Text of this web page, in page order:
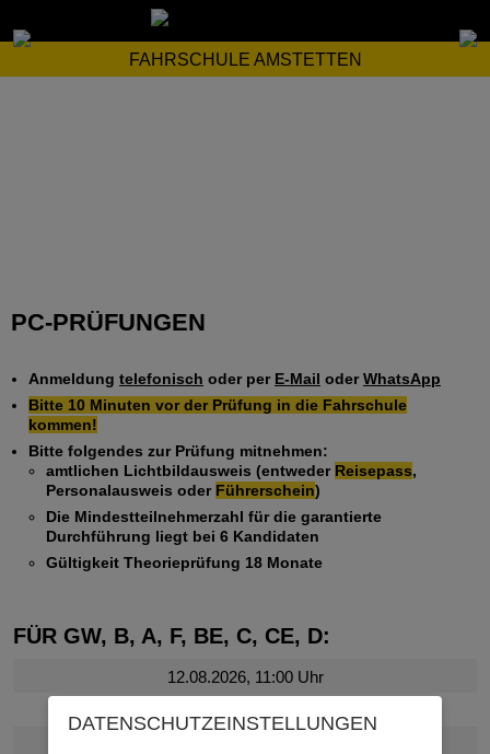
FAHRSCHULE AMSTETTEN
PC-PRÜFUNGEN
Anmeldung telefonisch oder per E-Mail oderWhatsApp
Bitte 10 Minuten vor der Prüfung in die Fahrschule
kommen!
Bitte folgendes zur Prüfung mitnehmen:
amtlichen Lichtbildausweis (entweder Reisepass,
Personalausweis oder Führerschein)
Die Mindestteilnehmerzahl für die garantierte
Durchführung liegt bei 6 Kandidaten
Gültigkeit Theorieprüfung 18 Monate
FÜR GW, B, A, F, BE, C, CE, D:
12.08.2026, 11:00 Uhr
DATENSCHUTZ­EINSTELLUNGEN